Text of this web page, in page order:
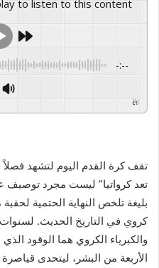
to listen to this content
-:--
Powered By
تقف كرة القدم اليوم لتشهد فصلاً
تعد كرواتيا” ليست مجرد توصيف
بليغة تلخص النهاية الحتمية
كروي في التاريخ الحديث. لسنوات
والكبرياء الكروي هما الوقود الذي
الأربعة من البشر، ليتحدى قياصرة